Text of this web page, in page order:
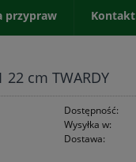
przypraw Kontakt
22 cm TWARDY
Dostępność:
Wysyłka w:
Dostawa: